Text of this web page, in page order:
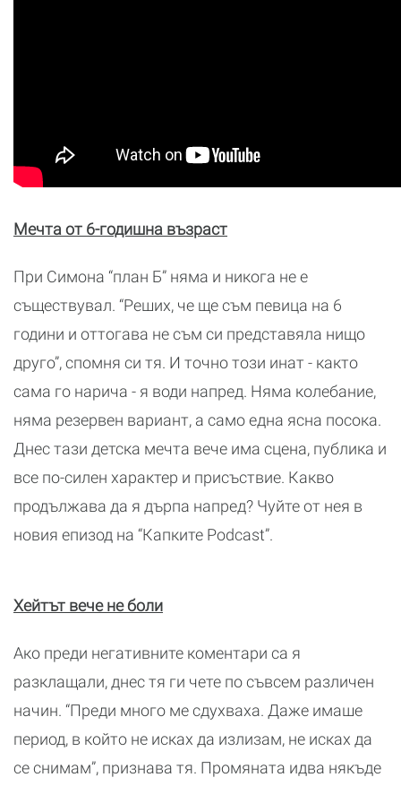
Мечта от 6-годишна възраст
При Симона “план Б” няма и никога не е
съществувал. “Реших, че ще съм певица на 6
години и оттогава не съм си представяла нищо
друго”, спомня си тя. И точно този инат - както
сама го нарича - я води напред. Няма колебание,
няма резервен вариант, а само една ясна посока.
Днес тази детска мечта вече има сцена, публика и
все по-силен характер и присъствие. Какво
продължава да я дърпа напред? Чуйте от нея в
новия епизод на “Капките Podcast”.
Хейтът вече не боли
Ако преди негативните коментари са я
разклащали, днес тя ги чете по съвсем различен
начин. “Преди много ме сдухваха. Даже имаше
период, в който не исках да излизам, не исках да
се снимам”, признава тя. Промяната идва някъде